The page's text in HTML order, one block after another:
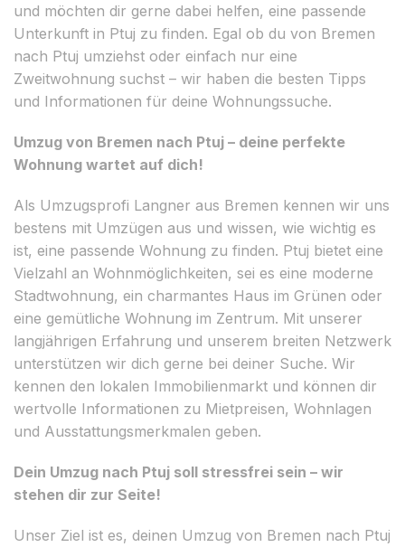
und möchten dir gerne dabei helfen, eine passende
Unterkunft in Ptuj zu finden. Egal ob du von Bremen
nach Ptuj umziehst oder einfach nur eine
Zweitwohnung suchst – wir haben die besten Tipps
und Informationen für deine Wohnungssuche.
Umzug von Bremen nach Ptuj – deine perfekte
Wohnung wartet auf dich!
Als Umzugsprofi Langner aus Bremen kennen wir uns
bestens mit Umzügen aus und wissen, wie wichtig es
ist, eine passende Wohnung zu finden. Ptuj bietet eine
Vielzahl an Wohnmöglichkeiten, sei es eine moderne
Stadtwohnung, ein charmantes Haus im Grünen oder
eine gemütliche Wohnung im Zentrum. Mit unserer
langjährigen Erfahrung und unserem breiten Netzwerk
unterstützen wir dich gerne bei deiner Suche. Wir
kennen den lokalen Immobilienmarkt und können dir
wertvolle Informationen zu Mietpreisen, Wohnlagen
und Ausstattungsmerkmalen geben.
Dein Umzug nach Ptuj soll stressfrei sein – wir
stehen dir zur Seite!
Unser Ziel ist es, deinen Umzug von Bremen nach Ptuj